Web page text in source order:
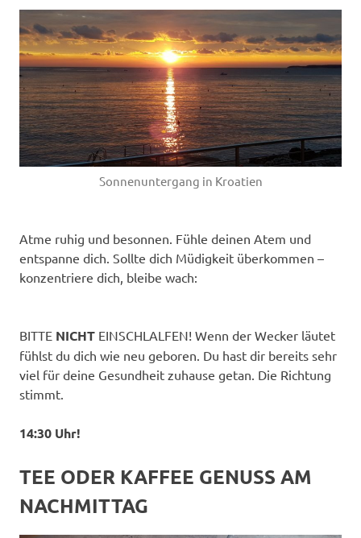
Sonnenuntergang in Kroatien
Atme ruhig und besonnen. Fühle deinen Atem und
entspanne dich. Sollte dich Müdigkeit überkommen –
konzentriere dich, bleibe wach:
BITTE NICHT EINSCHLALFEN! Wenn der Wecker läutet
fühlst du dich wie neu geboren. Du hast dir bereits sehr
viel für deine Gesundheit zuhause getan. Die Richtung
stimmt.
14:30 Uhr!
TEE ODER KAFFEE GENUSS AM
NACHMITTAG